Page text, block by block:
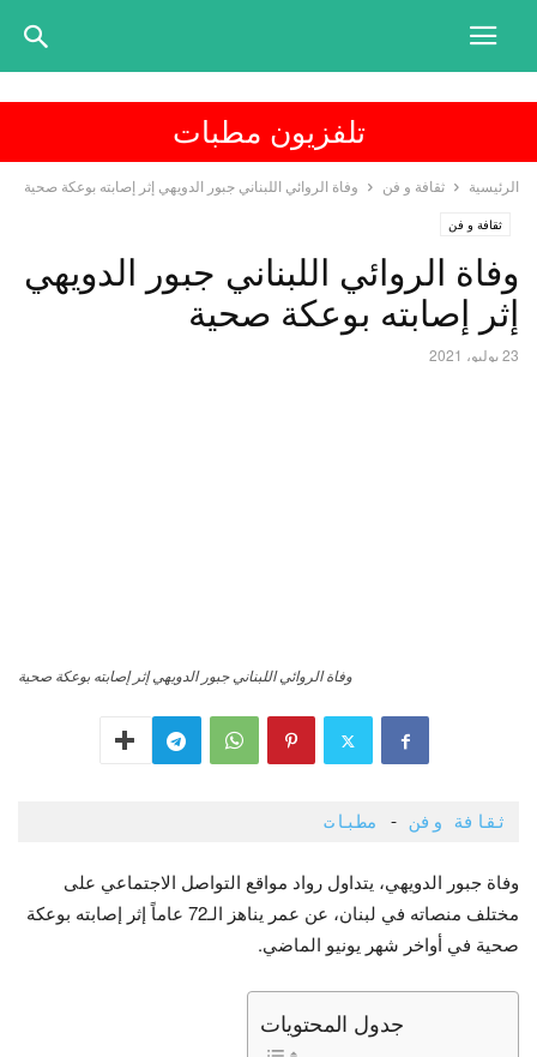
تلفزيون مطبات
الرئيسية ثقافة و فن وفاة الروائي اللبناني جبور الدويهي إثر إصابته بوعكة صحية
ثقافة و فن
وفاة الروائي اللبناني جبور الدويهي
إثر إصابته بوعكة صحية
23 يوليو، 2021
وفاة الروائي اللبناني جبور الدويهي إثر إصابته بوعكة صحية
ثقافة وفن - مطبات
وفاة جبور الدويهي، يتداول رواد مواقع التواصل الاجتماعي على
مختلف منصاته في لبنان، عن عمر يناهز الـ72 عاماً إثر إصابته بوعكة
صحية في أواخر شهر يونيو الماضي.
جدول المحتويات